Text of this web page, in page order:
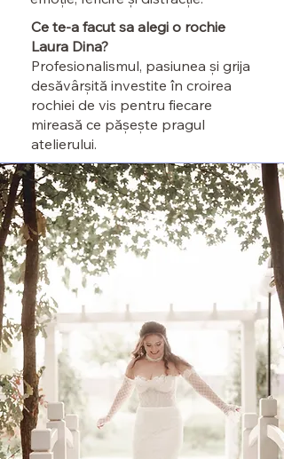
Ce te-a facut sa alegi o rochie
Laura Dina?
Profesionalismul, pasiunea și grija
desăvârșită investite în croirea
rochiei de vis pentru fiecare
mireasă ce pășește pragul
atelierului.